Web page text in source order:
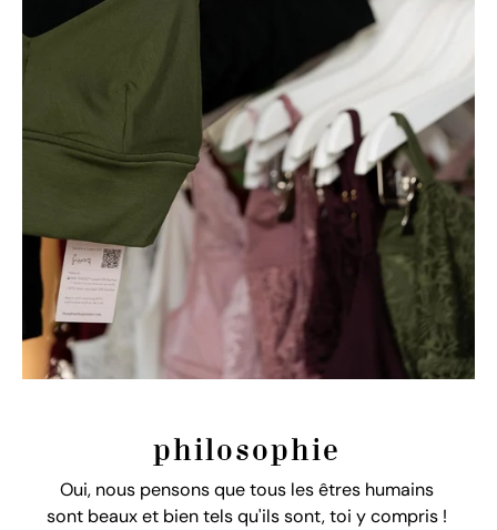
philosophie
Oui, nous pensons que tous les êtres humains
sont beaux et bien tels qu'ils sont, toi y compris !